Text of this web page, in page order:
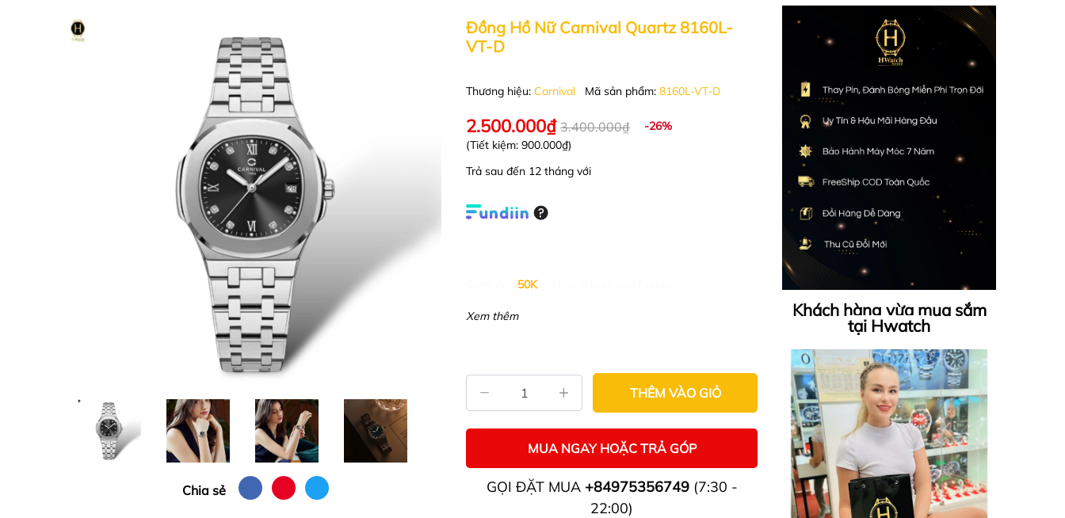
Chia sẻ
Đồng Hồ Nữ Carnival Quartz 8160L-
VT-D
Thương hiệu: Carnival Mã sản phẩm: 8160L-VT-D
2.500.000₫ 3.400.000₫
-26%
(Tiết kiệm: 900.000₫)
Trả sau đến 12 tháng với
50K
Xem thêm
THÊM VÀO GIỎ
MUA NGAY HOẶC TRẢ GÓP
GỌI ĐẶT MUA +84975356749(7:30 -
22:00)
Khách hàng vừa mua sắm
tại Hwatch